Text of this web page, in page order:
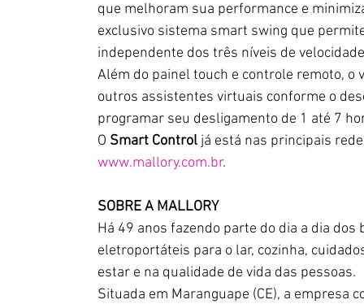
que melhoram sua performance e
exclusivo sistema smart swing que
independente dos três níveis de
Além do painel touch e controle remoto,
outros assistentes virtuais conforme o
programar seu desligamento de 1 até 7
O Smart Control já está nas principais
www.mallory.com.br.
SOBRE A MALLORY
Há 49 anos fazendo parte do dia a dia
eletroportáteis para o lar, cozinha,
estar e na qualidade de vida das pessoas.
Situada em Maranguape (CE), a empresa